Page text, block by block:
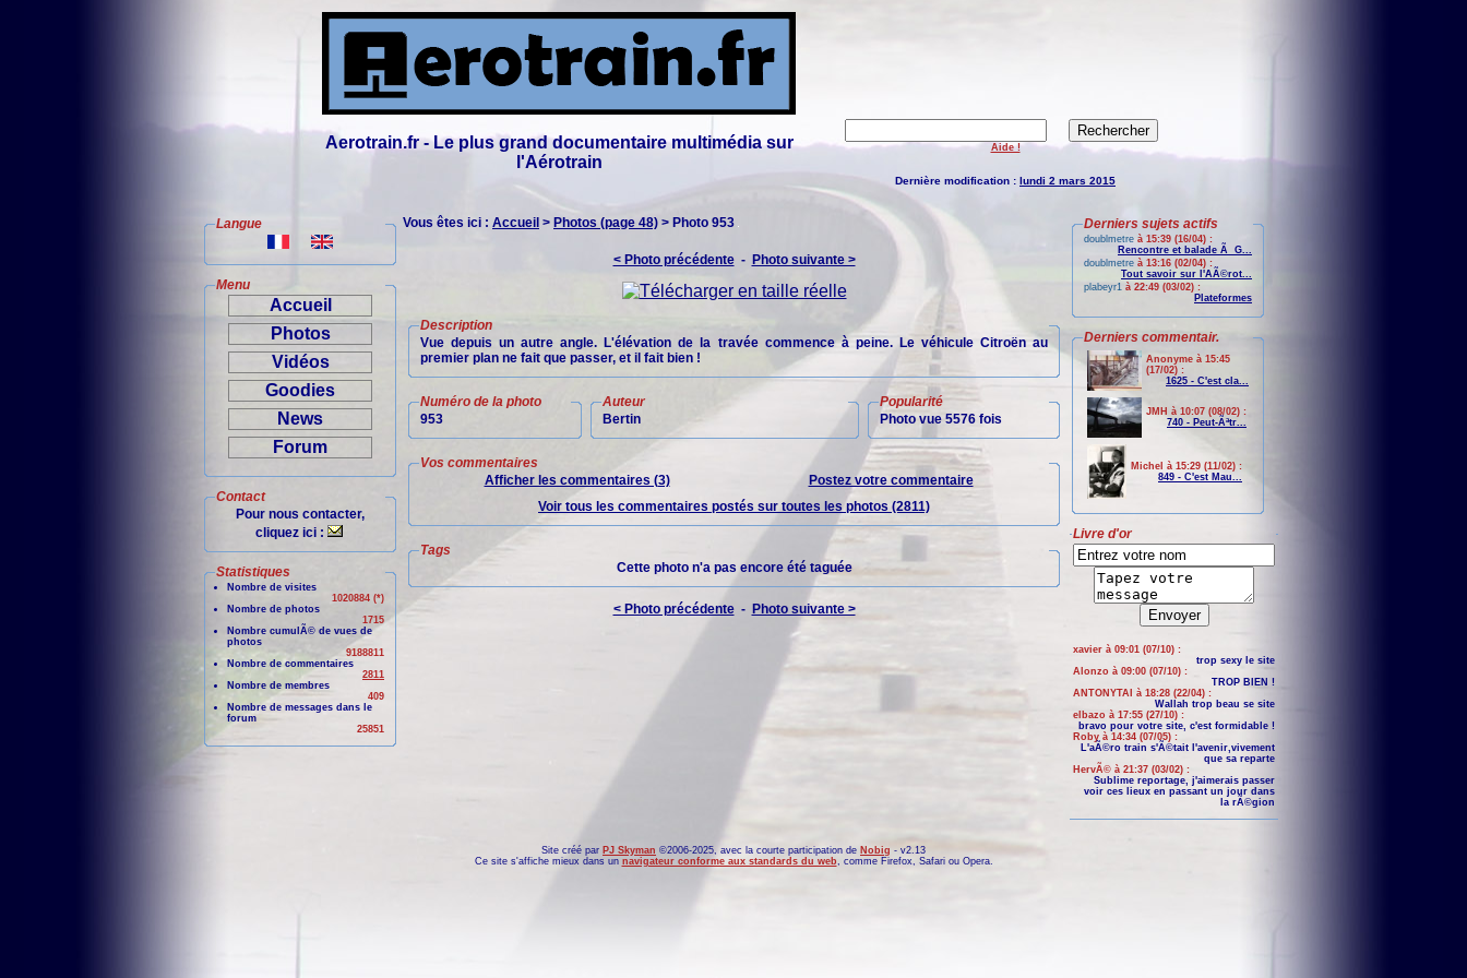
Aerotrain.fr - Le plus grand documentaire multimédia sur
l'Aérotrain
Aide !
Dernière modification : lundi 2 mars 2015
Langue
Menu
Accueil
Photos
Vidéos
Goodies
News
Forum
Contact
Pour nous contacter,
cliquez ici :
Statistiques
Nombre de visites
1020884 (*)
Nombre de photos
1715
Nombre cumulÃ© de vues de
photos
9188811
Nombre de commentaires
2811
Nombre de membres
409
Nombre de messages dans le
forum
25851
Vous êtes ici : Accueil > Photos (page 48) > Photo 953
< Photo précédente- Photo suivante >
Description
Vue depuis un autre angle. L'élévation de la travée commence à peine. Le véhicule Citroën au
premier plan ne fait que passer, et il fait bien !
Numéro de la photo
953
Auteur
Bertin
Popularité
Photo vue 5576 fois
Vos commentaires
Afficher les commentaires (3)
Postez votre commentaire
Voir tous les commentaires postés sur toutes les photos (2811)
Tags
Cette photo n'a pas encore été taguée
< Photo précédente- Photo suivante >
Derniers sujets actifs
doublmetre à 15:39 (16/04) :
Rencontre et balade Ã G...
doublmetre à 13:16 (02/04) :
Tout savoir sur l'AÃ©rot...
plabeyr1 à 22:49 (03/02) :
Plateformes
Derniers commentair.
Anonyme à 15:45
(17/02) :
1625 - C'est cla...
JMH à 10:07 (08/02) :
740 - Peut-Ãªtr...
Michel à 15:29 (11/02) :
849 - C'est Mau...
Livre d'or
xavier à 09:01 (07/10) :
trop sexy le site
Alonzo à 09:00 (07/10) :
TROP BIEN !
ANTONYTAI à 18:28 (22/04) :
Wallah trop beau se site
elbazo à 17:55 (27/10) :
bravo pour votre site, c'est formidable !
Roby à 14:34 (07/05) :
L'aÃ©ro train s'Ã©tait l'avenir,vivement
que sa reparte
HervÃ© à 21:37 (03/02) :
Sublime reportage, j'aimerais passer
voir ces lieux en passant un jour dans
la rÃ©gion
Site créé par PJ Skyman ©2006-2025, avec la courte participation de Nobig - v2.13
Ce site s'affiche mieux dans un navigateur conforme aux standards du web, comme Firefox, Safariou Opera.